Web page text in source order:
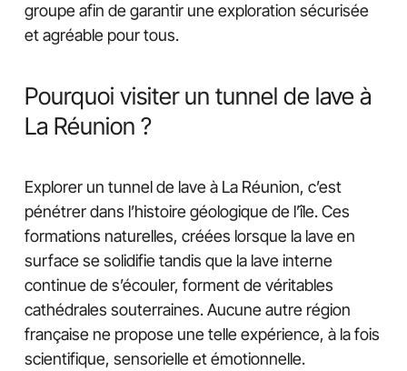
groupe afin de garantir une exploration sécurisée
et agréable pour tous.
Pourquoi visiter un tunnel de lave à
La Réunion ?
Explorer un tunnel de lave à La Réunion, c’est
pénétrer dans l’histoire géologique de l’île. Ces
formations naturelles, créées lorsque la lave en
surface se solidifie tandis que la lave interne
continue de s’écouler, forment de véritables
cathédrales souterraines. Aucune autre région
française ne propose une telle expérience, à la fois
scientifique, sensorielle et émotionnelle.